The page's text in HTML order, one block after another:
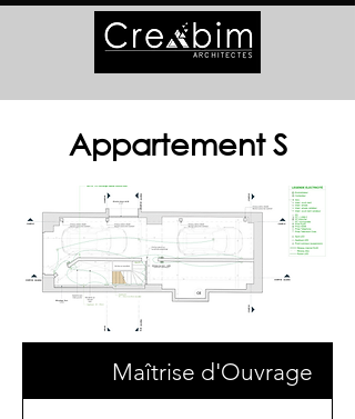
Appartement S
Maîtrise d'Ouvrage